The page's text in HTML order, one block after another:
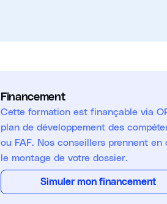
Financement
Cette formation est finançable via
plan de développement des
ou FAF. Nos conseillers prennent en
le montage de votre dossier.
Simuler mon financement